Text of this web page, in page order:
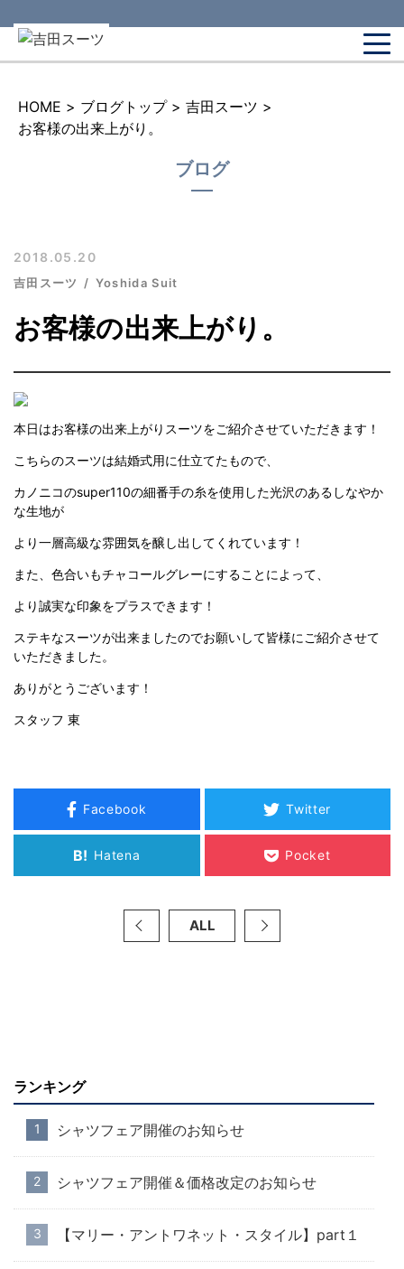
HOME > ブログトップ > 吉田スーツ >
お客様の出来上がり。
ブログ
2018.05.20
吉田スーツ Yoshida Suit
お客様の出来上がり。
本日はお客様の出来上がりスーツをご紹介させていただきます！
こちらのスーツは結婚式用に仕立てたもので、
カノニコのsuper110の細番手の糸を使用した光沢のあるしなやか
な生地が
より一層高級な雰囲気を醸し出してくれています！
また、色合いもチャコールグレーにすることによって、
より誠実な印象をプラスできます！
ステキなスーツが出来ましたのでお願いして皆様にご紹介させて
いただきました。
ありがとうございます！
スタッフ 東
Facebook Twitter
B! Hatena Pocket
ALL
ランキング
シャツフェア開催のお知らせ
シャツフェア開催＆価格改定のお知らせ
【マリー・アントワネット・スタイル】part１